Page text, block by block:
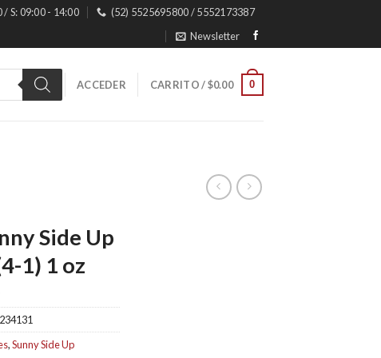
/ S: 09:00 - 14:00
(52) 5525695800 / 5552173387
Newsletter
ACCEDER CARRITO /$0.00 0
Side Up
1) 1 oz
,Sunny Side Up